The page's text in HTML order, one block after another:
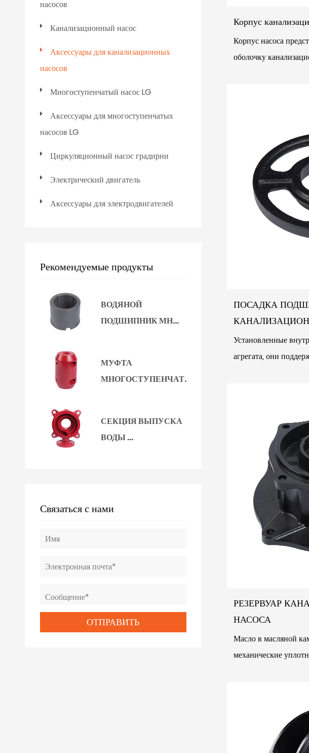
насосов
Канализационный насос
Аксессуары для канализационных
насосов
Многоступенчатый насос LG
Аксессуары для многоступенчатых
насосов LG
Циркуляционный насос градирни
Электрический двигатель
Аксессуары для электродвигателей
Рекомендуемые продукты
ВОДЯНОЙ
ПОДШИПНИК МН...
МУФТА
МНОГОСТУПЕНЧАТ...
СЕКЦИЯ ВЫПУСКА
ВОДЫ ...
Связаться с нами
Корпус
Корпус насоса
оболочку
ПОСАДКА
Установленные
агрегата, они
РЕЗЕРВУАР
НАСОСА
Масло в масляной
механические